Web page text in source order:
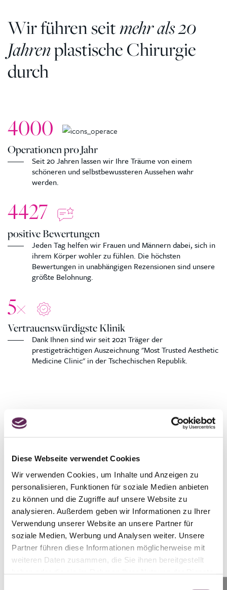
Diese Webseite verwendet Cookies
Wir verwenden Cookies, um Inhalte und Anzeigen zu
personalisieren, Funktionen für soziale Medien anbieten
zu können und die Zugriffe auf unsere Website zu
analysieren. Außerdem geben wir Informationen zu Ihrer
Verwendung unserer Website an unsere Partner für
soziale Medien, Werbung und Analysen weiter. Unsere
Partner führen diese Informationen möglicherweise mit
weiteren Daten zusammen, die Sie ihnen bereitgestellt
Wir führen seitmehr als 20
Jahrenplastische Chirurgie
durch
4000
Operationen pro Jahr
Seit 20 Jahren lassen wir Ihre Träume von einem
schöneren und selbstbewussteren Aussehen wahr
werden.
4427
positive Bewertungen
Jeden Tag helfen wir Frauen und Männern dabei, sich in
ihrem Körper wohler zu fühlen. Die höchsten
Bewertungen in unabhängigen Rezensionen sind unsere
größte Belohnung.
5×
Vertrauenswürdigste Klinik
Dank Ihnen sind wir seit 2021 Träger der
prestigeträchtigen Auszeichnung "Most Trusted Aesthetic
Medicine Clinic" in der Tschechischen Republik.
Der Ablauf des Verfahrens
Konsultation